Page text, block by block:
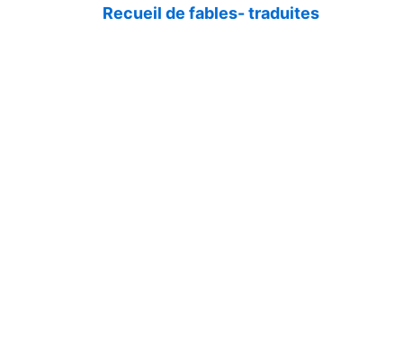
Recueil de fables- traduites